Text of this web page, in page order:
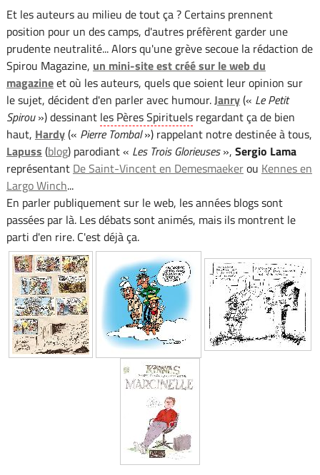
Et les auteurs au milieu de tout ça ? Certains prennent
position pour un des camps, d'autres préfèrent garder une
prudente neutralité... Alors qu'une grève secoue la rédaction de
Spirou Magazine, un mini-site est créé sur le web du
magazineet où les auteurs, quels que soient leur opinion sur
le sujet, décident d'en parler avec humour.Janry(« Le Petit
Spirou») dessinant les Pères Spirituelsregardant ça de bien
haut, Hardy(« Pierre Tombal») rappelant notre destinée à tous,
Lapuss (blog) parodiant « Les Trois Glorieuses», Sergio Lama
représentant De Saint-Vincent en Demesmaekerou Kennes en
Largo Winch...
En parler publiquement sur le web, les années blogs sont
passées par là. Les débats sont animés, mais ils montrent le
parti d'en rire. C'est déjà ça.